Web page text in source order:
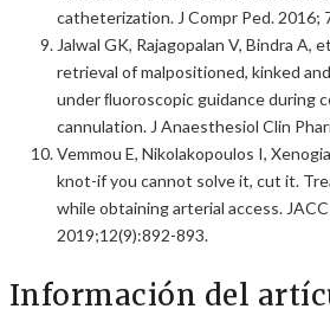
catheterization. J Compr Ped. 2016;
Jalwal GK, Rajagopalan V, Bindra A,
retrieval of malpositioned, kinked
under ﬂuoroscopic guidance during
cannulation. J Anaesthesiol Clin
Vemmou E, Nikolakopoulos I,
knot-if you cannot solve it, cut it.
while obtaining arterial access.
2019;12(9):892-893.
Información del